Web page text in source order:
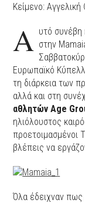
Κείμενο:
Α υτό συνέβη
στην
Ευρωπαϊκό
τη διάρκεια των
αλλά και στη
αθλητών Age
ηλιόλουστος
προετοιμασμένοι
βλέπεις να
Όλα έδειχναν πως